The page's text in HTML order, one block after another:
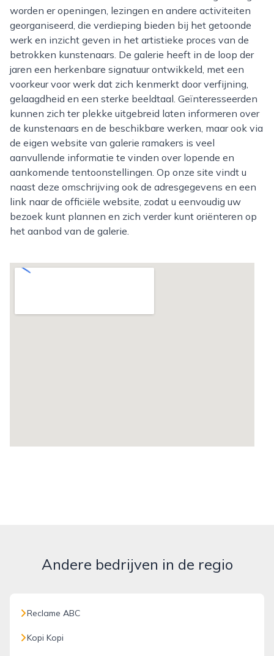
worden er openingen, lezingen en andere activiteiten
georganiseerd, die verdieping bieden bij het getoonde
werk en inzicht geven in het artistieke proces van de
betrokken kunstenaars. De galerie heeft in de loop der
jaren een herkenbare signatuur ontwikkeld, met een
voorkeur voor werk dat zich kenmerkt door verfijning,
gelaagdheid en een sterke beeldtaal. Geïnteresseerden
kunnen zich ter plekke uitgebreid laten informeren over
de kunstenaars en de beschikbare werken, maar ook via
de eigen website van galerie ramakers is veel
aanvullende informatie te vinden over lopende en
aankomende tentoonstellingen. Op onze site vindt u
naast deze omschrijving ook de adresgegevens en een
link naar de officiële website, zodat u eenvoudig uw
bezoek kunt plannen en zich verder kunt oriënteren op
het aanbod van de galerie.
Andere bedrijven in de regio
Reclame ABC
Kopi Kopi